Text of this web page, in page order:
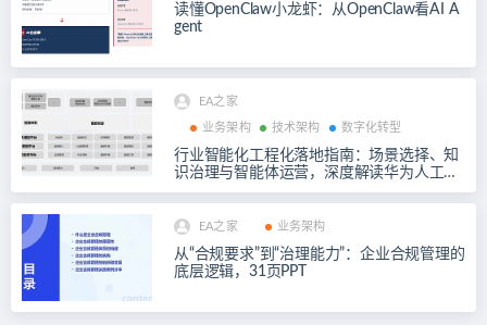
读懂OpenClaw小龙虾：从OpenClaw看AI A
gent
EA之家
业务架构 技术架构 数字化转型
行业智能化工程化落地指南：场景选择、知
识治理与智能体运营，深度解读华为人工智
能赋能应用实践指南
EA之家 业务架构
从“合规要求”到“治理能力”：企业合规管理的
底层逻辑，31页PPT